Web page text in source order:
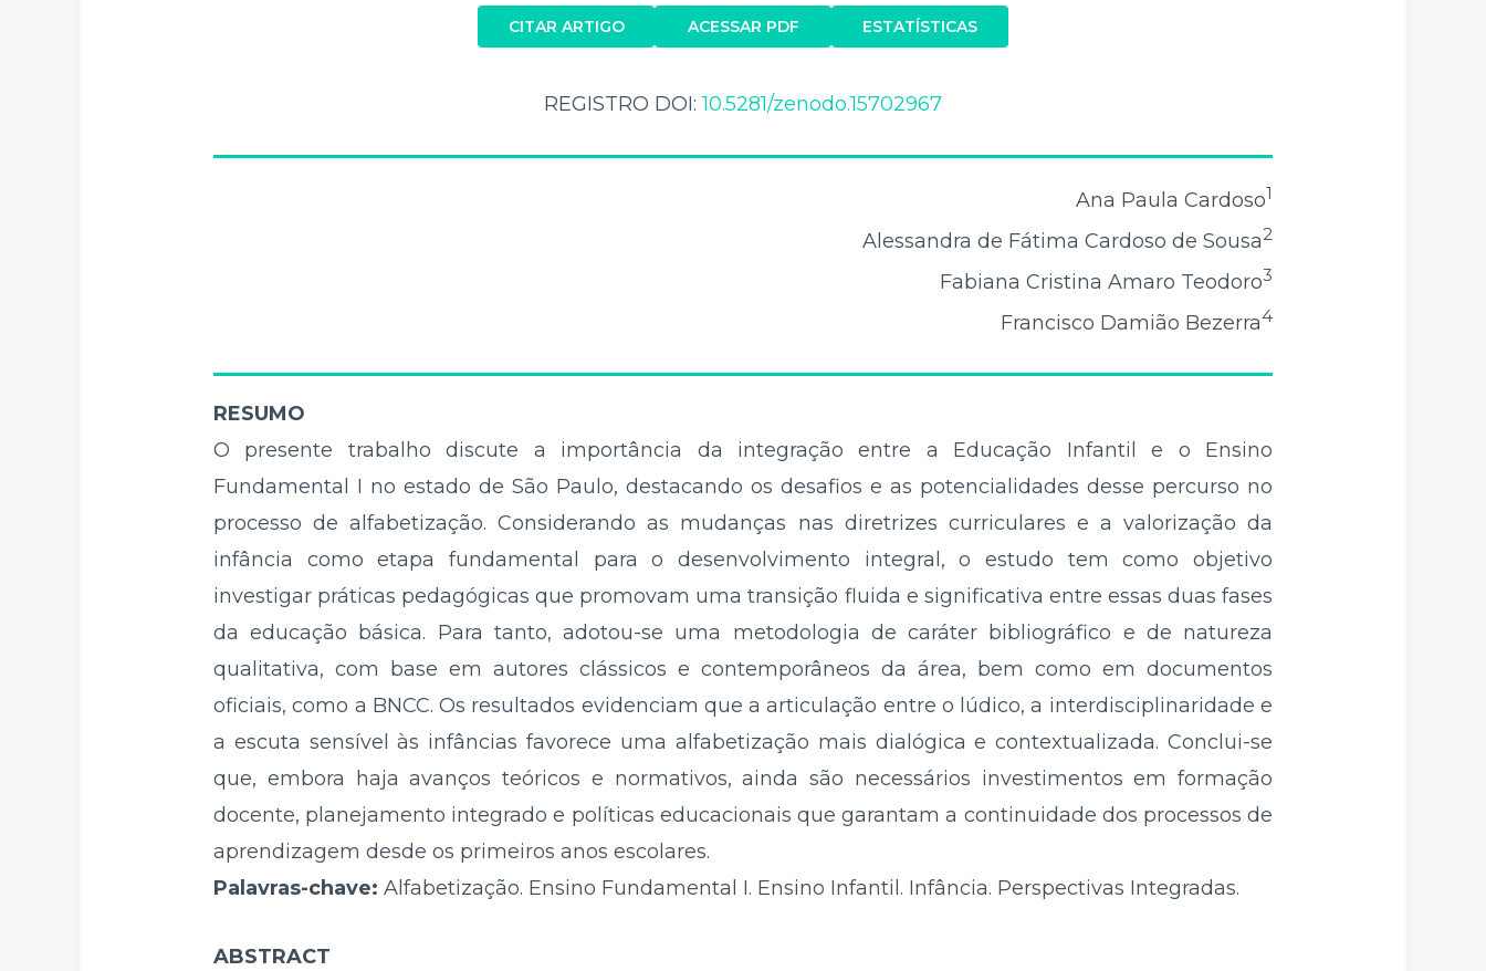
CITAR ARTIGO ACESSAR PDF ESTATÍSTICAS
REGISTRO DOI:10.5281/zenodo.15702967
Ana Paula Cardoso1
Alessandra de Fátima Cardoso de Sousa2
Fabiana Cristina Amaro Teodoro3
Francisco Damião Bezerra4
RESUMO
O presente trabalho discute a importância da integração entre a Educação Infantil e o Ensino
Fundamental I no estado de São Paulo, destacando os desafios e as potencialidades desse percurso no
processo de alfabetização. Considerando as mudanças nas diretrizes curriculares e a valorização da
infância como etapa fundamental para o desenvolvimento integral, o estudo tem como objetivo
investigar práticas pedagógicas que promovam uma transição fluida e significativa entre essas duas fases
da educação básica. Para tanto, adotou-se uma metodologia de caráter bibliográfico e de natureza
qualitativa, com base em autores clássicos e contemporâneos da área, bem como em documentos
oficiais, como a BNCC. Os resultados evidenciam que a articulação entre o lúdico, a interdisciplinaridade e
a escuta sensível às infâncias favorece uma alfabetização mais dialógica e contextualizada. Conclui-se
que, embora haja avanços teóricos e normativos, ainda são necessários investimentos em formação
docente, planejamento integrado e políticas educacionais que garantam a continuidade dos processos de
aprendizagem desde os primeiros anos escolares.
Palavras-chave: Alfabetização. Ensino Fundamental I. Ensino Infantil. Infância. Perspectivas Integradas.
ABSTRACT